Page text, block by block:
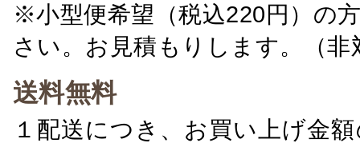
※小型便希望（税込220円）の
さい。お見積もりします。（非
送料無料
１配送につき、お買い上げ金